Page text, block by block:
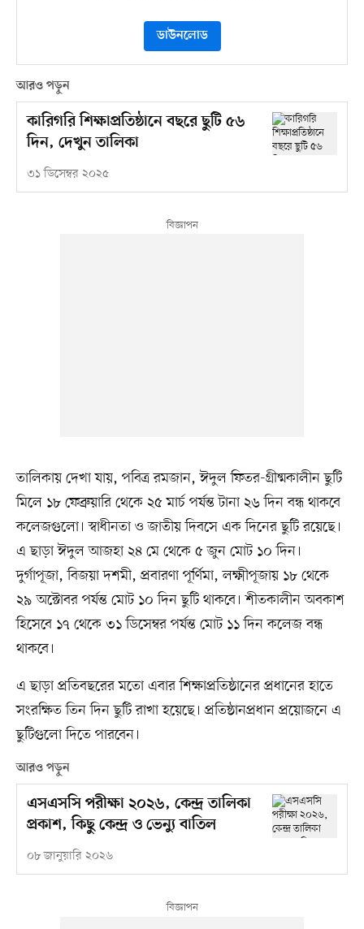
ডাউনলোড
আরও পড়ুন
কারিগরি শিক্ষাপ্রতিষ্ঠানে বছরে ছুটি ৫৬
দিন, দেখুন তালিকা
৩১ ডিসেম্বর ২০২৫
তালিকায় দেখা যায়, পবিত্র রমজান, ঈদুল ফিতর-গ্রীষ্মকালীন ছুটি
মিলে ১৮ ফেব্রুয়ারি থেকে ২৫ মার্চ পর্যন্ত টানা ২৬ দিন বন্ধ থাকবে
কলেজগুলো। স্বাধীনতা ও জাতীয় দিবসে এক দিনের ছুটি রয়েছে।
এ ছাড়া ঈদুল আজহা ২৪ মে থেকে ৫ জুন মোট ১০ দিন।
দুর্গাপূজা, বিজয়া দশমী, প্রবারণা পূর্ণিমা, লক্ষ্মীপূজায় ১৮ থেকে
২৯ অক্টোবর পর্যন্ত মোট ১০ দিন ছুটি থাকবে। শীতকালীন অবকাশ
হিসেবে ১৭ থেকে ৩১ ডিসেম্বর পর্যন্ত মোট ১১ দিন কলেজ বন্ধ
থাকবে।
এ ছাড়া প্রতিবছরের মতো এবার শিক্ষাপ্রতিষ্ঠানের প্রধানের হাতে
সংরক্ষিত তিন দিন ছুটি রাখা হয়েছে। প্রতিষ্ঠানপ্রধান প্রয়োজনে এ
ছুটিগুলো দিতে পারবেন।
আরও পড়ুন
এসএসসি পরীক্ষা ২০২৬, কেন্দ্র তালিকা
প্রকাশ, কিছু কেন্দ্র ও ভেন্যু বাতিল
০৮ জানুয়ারি ২০২৬